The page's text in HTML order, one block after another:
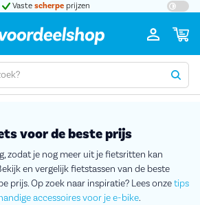
assortiment a-merk fietsen Bij
voor de beste prijs
zodat je nog meer uit je fietsritten kan
en vergelijk fietstassen van de beste
prijs. Op zoek naar inspiratie? Lees onzetips
accessoires voor je e-bike.